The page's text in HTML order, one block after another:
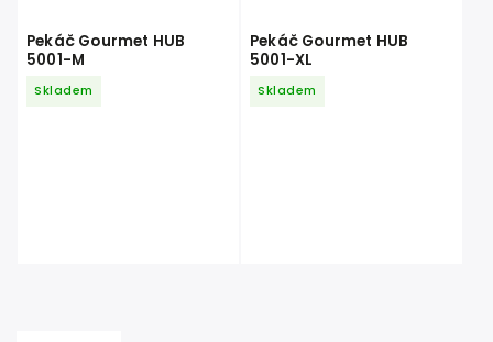
Pekáč Gourmet HUB
5001-M
Skladem
Pekáč Gourmet HUB
5001-XL
Skladem